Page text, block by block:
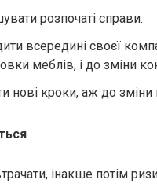
розпочаті справи.
всередині своєї
меблів, і до зміни
нові кроки, аж до зміни
інакше потім